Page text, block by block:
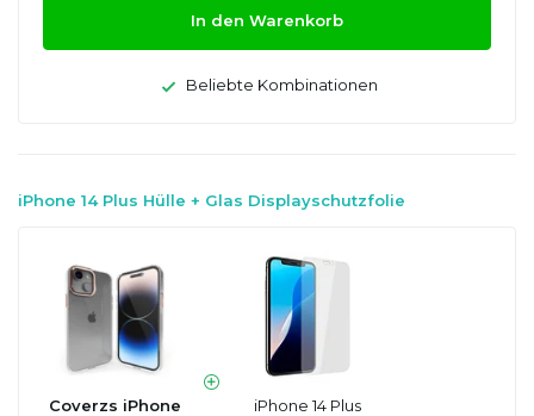
In den Warenkorb
Beliebte Kombinationen
iPhone 14 Plus Hülle + Glas Displayschutzfolie
Coverzs iPhone
iPhone 14 Plus